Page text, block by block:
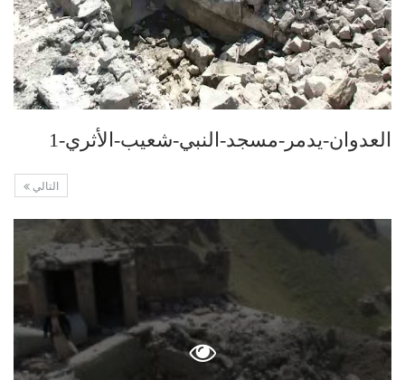
العدوان-يدمر-مسجد-النبي-شعيب-الأثري-1
التالي